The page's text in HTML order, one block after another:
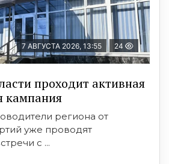
7 АВГУСТА 2026, 13:55 24
проходит активная
кампания
региона от
уже проводят
с ...